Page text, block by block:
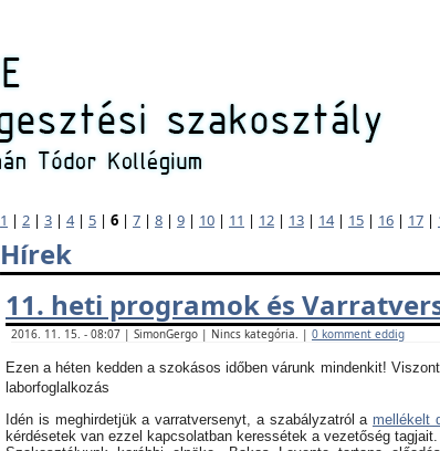
1 | 2 | 3 | 4| 5 | 6 | 7 | 8 | 9 | 10 | 11 | 12 | 13 | 14| 15 | 16 | 17 |
Hírek
11. heti programok és
2016. 11. 15. - 08:07 | SimonGergo | Nincs kategória. | 0 komment eddig
Ezen a héten kedden a szokásos időben várunk mindenkit!
laborfoglalkozás
Idén is meghirdetjük a varratversenyt, a szabályzatról a mellékelt
kérdésetek van ezzel kapcsolatban keressétek a vezetőség tagjait.